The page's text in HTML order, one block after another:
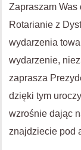
Zapraszam Was
Rotarianie z
wydarzenia
wydarzenie,
zaprasza
dzięki tym
wzrośnie dając
znajdziecie pod